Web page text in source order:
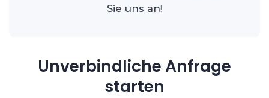
Sie uns an!
Unverbindliche Anfrage
starten